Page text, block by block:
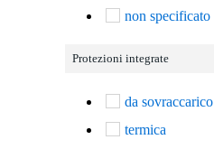
non specificato
Protezioni integrate
da sovraccarico
termica